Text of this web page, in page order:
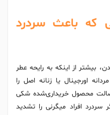
که باعث سردرد
بیشتر از اینکه به رایحه عطر
اورجینال یا زنانه اصل را
محصول خریداری‌شده شکی
افراد میگرنی را تشدید